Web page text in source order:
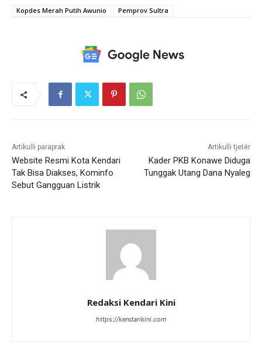
Kopdes Merah Putih Awunio
Pemprov Sultra
Artikulli paraprak
Website Resmi Kota Kendari
Tak Bisa Diakses, Kominfo
Sebut Gangguan Listrik
Artikulli tjetër
Kader PKB Konawe Diduga
Tunggak Utang Dana Nyaleg
Redaksi Kendari Kini
https://kendarikini.com